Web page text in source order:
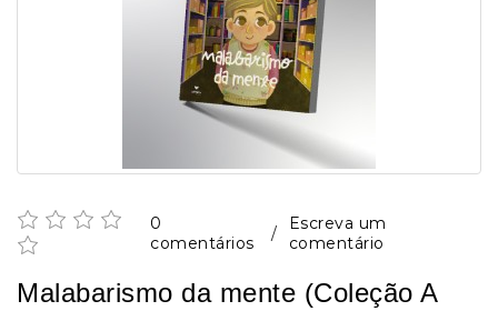
0
comentários
/
Escreva um
comentário
Malabarismo da mente (Coleção A